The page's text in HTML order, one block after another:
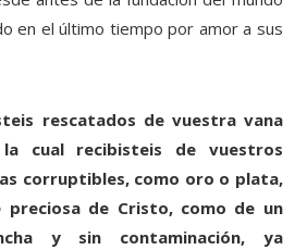
en el último tiempo por amor a sus
rescatados de vuestra vana
cual recibisteis de vuestros
corruptibles, como oro o plata,
preciosa de Cristo, como de un
y sin contaminación, ya